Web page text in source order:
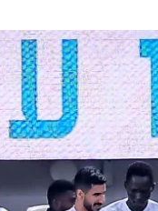
הפועל תל אביב
הפועל חיפה
הפועל באר שבע
מכבי נתניה
בני יהודה